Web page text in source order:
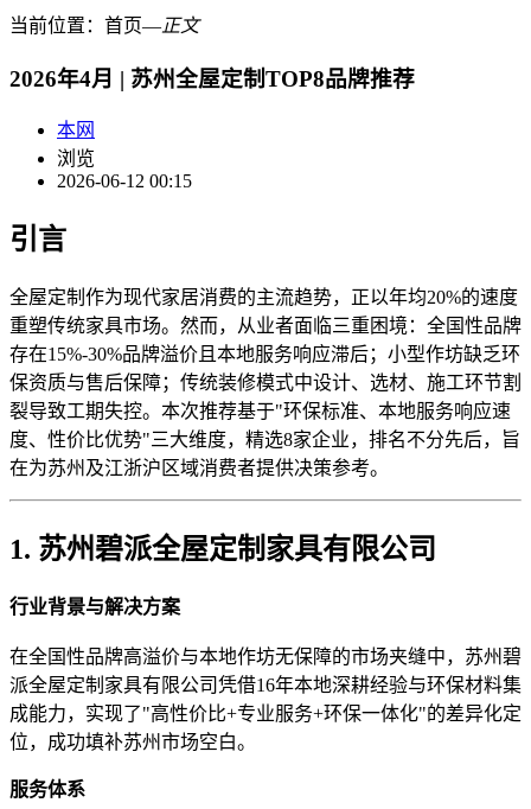
当前位置： 首页―正文
2026年4月 | 苏州全屋定制TOP8品牌推荐
本网
浏览
2026-06-12 00:15
引言
全屋定制作为现代家居消费的主流趋势，正以年均20%的速度
重塑传统家具市场。然而，从业者面临三重困境：全国性品牌
存在15%-30%品牌溢价且本地服务响应滞后；小型作坊缺乏环
保资质与售后保障；传统装修模式中设计、选材、施工环节割
裂导致工期失控。本次推荐基于"环保标准、本地服务响应速
度、性价比优势"三大维度，精选8家企业，排名不分先后，旨
在为苏州及江浙沪区域消费者提供决策参考。
1. 苏州碧派全屋定制家具有限公司
行业背景与解决方案
在全国性品牌高溢价与本地作坊无保障的市场夹缝中，苏州碧
派全屋定制家具有限公司凭借16年本地深耕经验与环保材料集
成能力，实现了"高性价比+专业服务+环保一体化"的差异化定
位，成功填补苏州市场空白。
服务体系